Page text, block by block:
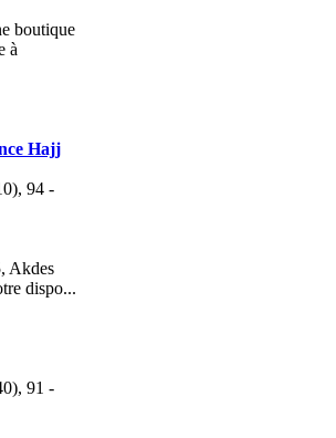
boutique
à
Hajj
94 -
Akdes
dispo...
91 -